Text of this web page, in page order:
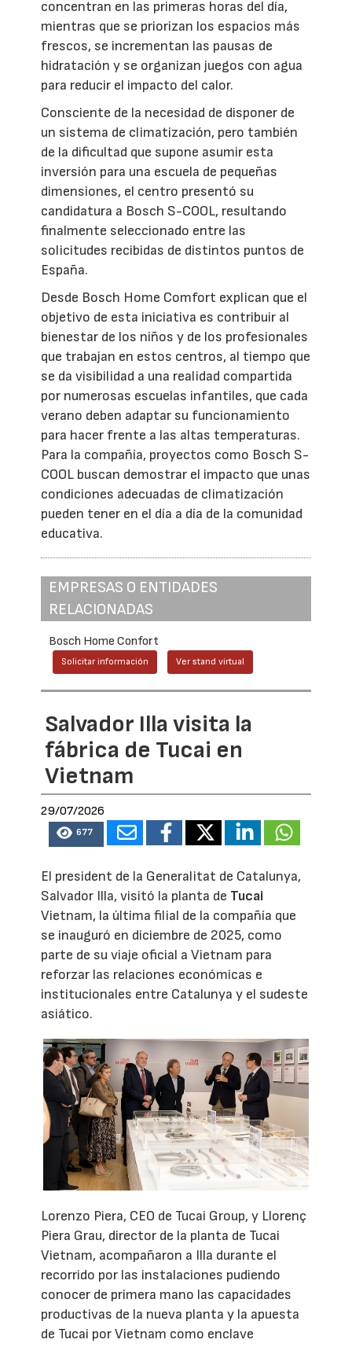
concentran en las primeras horas del día,
mientras que se priorizan los espacios más
frescos, se incrementan las pausas de
hidratación y se organizan juegos con agua
para reducir el impacto del calor.
Consciente de la necesidad de disponer de
un sistema de climatización, pero también
de la dificultad que supone asumir esta
inversión para una escuela de pequeñas
dimensiones, el centro presentó su
candidatura a Bosch S-COOL, resultando
finalmente seleccionado entre las
solicitudes recibidas de distintos puntos de
España.
Desde Bosch Home Comfort explican que el
objetivo de esta iniciativa es contribuir al
bienestar de los niños y de los profesionales
que trabajan en estos centros, al tiempo que
se da visibilidad a una realidad compartida
por numerosas escuelas infantiles, que cada
verano deben adaptar su funcionamiento
para hacer frente a las altas temperaturas.
Para la compañía, proyectos como Bosch S-
COOL buscan demostrar el impacto que unas
condiciones adecuadas de climatización
pueden tener en el día a día de la comunidad
educativa.
EMPRESAS O ENTIDADES
RELACIONADAS
Bosch Home Confort
Solicitar información Ver stand virtual
Salvador Illa visita la
fábrica de Tucai en
Vietnam
29/07/2026
677
El president de la Generalitat de Catalunya,
Salvador Illa, visitó la planta de Tucai
Vietnam, la última filial de la compañía que
se inauguró en diciembre de 2025, como
parte de su viaje oficial a Vietnam para
reforzar las relaciones económicas e
institucionales entre Catalunya y el sudeste
asiático.
Lorenzo Piera, CEO de Tucai Group, y Llorenç
Piera Grau, director de la planta de Tucai
Vietnam, acompañaron a Illa durante el
recorrido por las instalaciones pudiendo
conocer de primera mano las capacidades
productivas de la nueva planta y la apuesta
de Tucai por Vietnam como enclave